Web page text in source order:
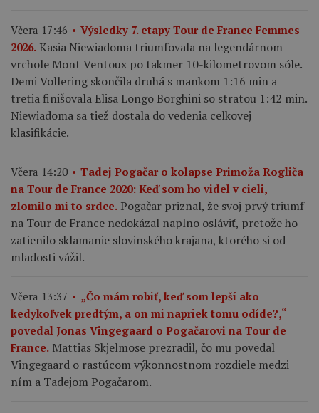
Včera 17:46
Výsledky 7. etapy Tour de France Femmes
2026. Kasia Niewiadoma triumfovala na legendárnom
vrchole Mont Ventoux po takmer 10-kilometrovom sóle.
Demi Vollering skončila druhá s mankom 1:16 min a
tretia finišovala Elisa Longo Borghini so stratou 1:42 min.
Niewiadoma sa tiež dostala do vedenia celkovej
klasifikácie.
Včera 14:20
Tadej Pogačar o kolapse Primoža Rogliča
na Tour de France 2020: Keď som ho videl v cieli,
zlomilo mi to srdce. Pogačar priznal, že svoj prvý triumf
na Tour de France nedokázal naplno osláviť, pretože ho
zatienilo sklamanie slovinského krajana, ktorého si od
mladosti vážil.
Včera 13:37
„Čo mám robiť, keď som lepší ako
kedykoľvek predtým, a on mi napriek tomu odíde?,“
povedal Jonas Vingegaard o Pogačarovi na Tour de
France. Mattias Skjelmose prezradil, čo mu povedal
Vingegaard o rastúcom výkonnostnom rozdiele medzi
ním a Tadejom Pogačarom.